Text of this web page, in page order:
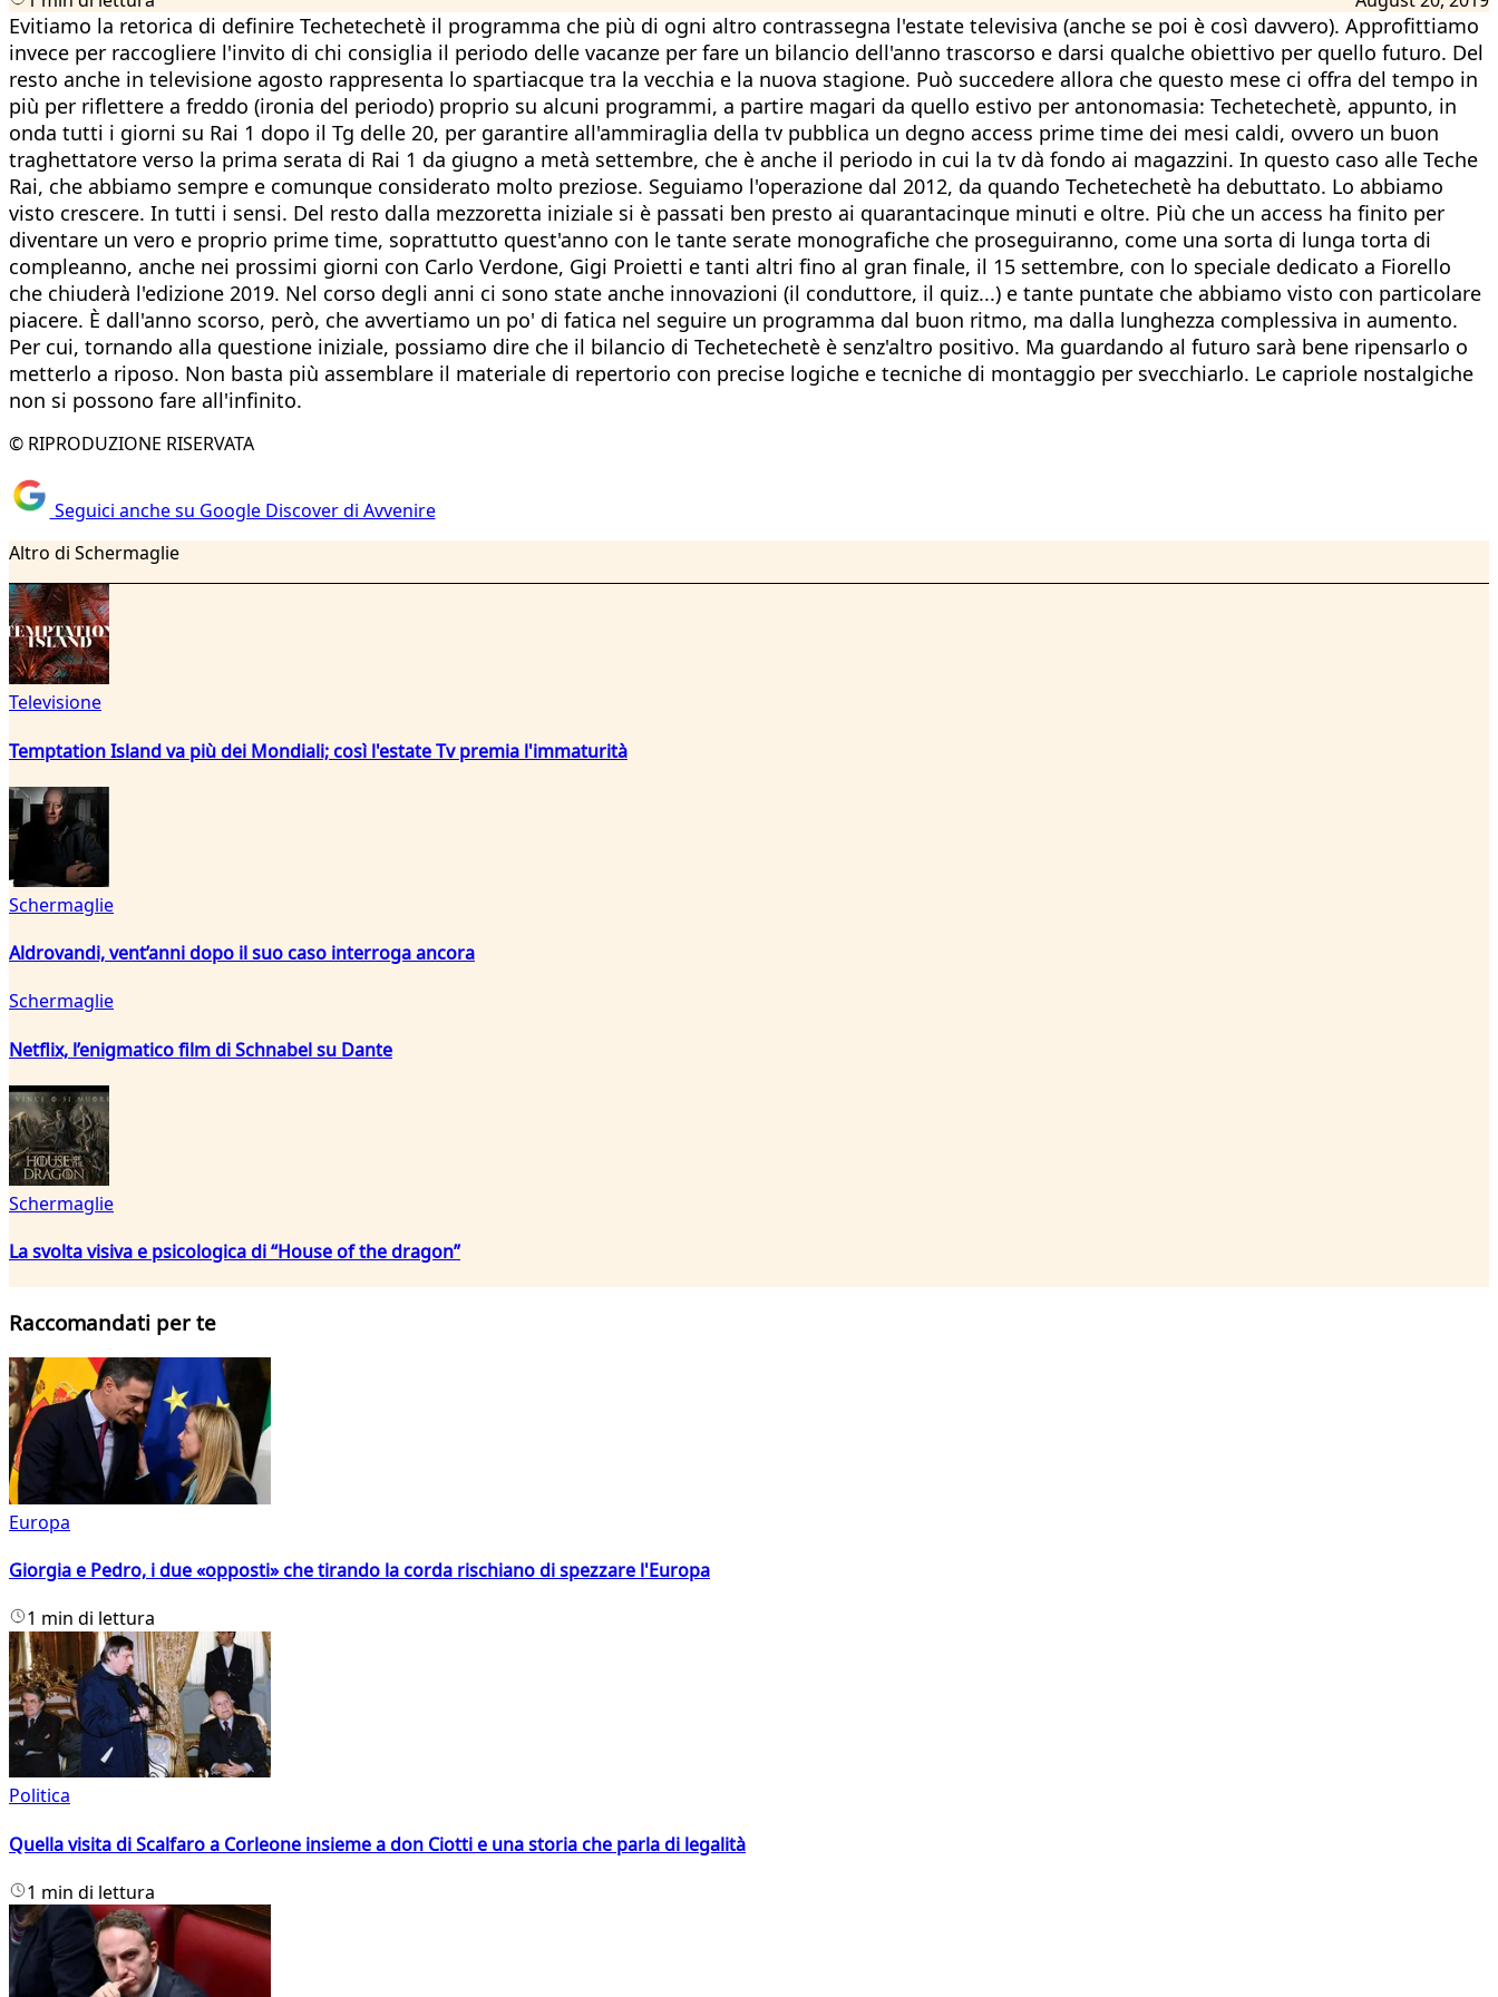
Evitiamo la retorica di definire Techetechetè il programma che più di ogni altro contrassegna l'estate televisiva (anche se poi è così davvero). Approfittiamo
invece per raccogliere l'invito di chi consiglia il periodo delle vacanze per fare un bilancio dell'anno trascorso e darsi qualche obiettivo per quello futuro. Del
resto anche in televisione agosto rappresenta lo spartiacque tra la vecchia e la nuova stagione. Può succedere allora che questo mese ci offra del tempo in
più per riflettere a freddo (ironia del periodo) proprio su alcuni programmi, a partire magari da quello estivo per antonomasia: Techetechetè, appunto, in
onda tutti i giorni su Rai 1 dopo il Tg delle 20, per garantire all'ammiraglia della tv pubblica un degno access prime time dei mesi caldi, ovvero un buon
traghettatore verso la prima serata di Rai 1 da giugno a metà settembre, che è anche il periodo in cui la tv dà fondo ai magazzini. In questo caso alle Teche
Rai, che abbiamo sempre e comunque considerato molto preziose. Seguiamo l'operazione dal 2012, da quando Techetechetè ha debuttato. Lo abbiamo
visto crescere. In tutti i sensi. Del resto dalla mezzoretta iniziale si è passati ben presto ai quarantacinque minuti e oltre. Più che un access ha finito per
diventare un vero e proprio prime time, soprattutto quest'anno con le tante serate monografiche che proseguiranno, come una sorta di lunga torta di
compleanno, anche nei prossimi giorni con Carlo Verdone, Gigi Proietti e tanti altri fino al gran finale, il 15 settembre, con lo speciale dedicato a Fiorello
che chiuderà l'edizione 2019. Nel corso degli anni ci sono state anche innovazioni (il conduttore, il quiz...) e tante puntate che abbiamo visto con particolare
piacere. È dall'anno scorso, però, che avvertiamo un po' di fatica nel seguire un programma dal buon ritmo, ma dalla lunghezza complessiva in aumento.
Per cui, tornando alla questione iniziale, possiamo dire che il bilancio di Techetechetè è senz'altro positivo. Ma guardando al futuro sarà bene ripensarlo o
metterlo a riposo. Non basta più assemblare il materiale di repertorio con precise logiche e tecniche di montaggio per svecchiarlo. Le capriole nostalgiche
non si possono fare all'infinito.
© RIPRODUZIONE RISERVATA
Seguici anche su Google Discover di Avvenire
Altro di Schermaglie
Televisione
Temptation Island va più dei Mondiali; così l'estate Tv premia l'immaturità
Schermaglie
Aldrovandi, vent’anni dopo il suo caso interroga ancora
Schermaglie
Netflix, l’enigmatico film di Schnabel su Dante
Schermaglie
La svolta visiva e psicologica di “House of the dragon”
Raccomandati per te
Europa
Giorgia e Pedro, i due «opposti» che tirando la corda rischiano di spezzare l'Europa
1 min di lettura
Politica
Quella visita di Scalfaro a Corleone insieme a don Ciotti e una storia che parla di legalità
1 min di lettura